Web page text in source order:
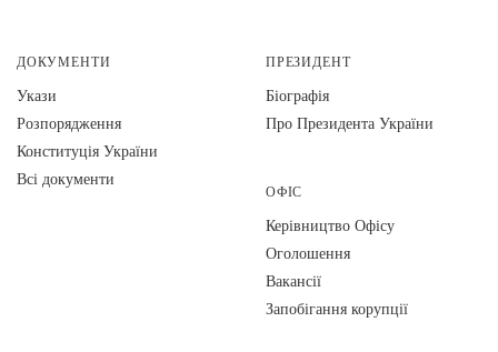
ДОКУМЕНТИ
Укази
Розпорядження
Конституція України
Всі документи
ПРЕЗИДЕНТ
Біографія
Про Президента України
ОФІС
Керівництво Офісу
Оголошення
Вакансії
Запобігання корупції